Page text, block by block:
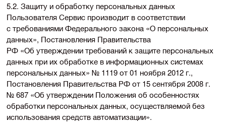
5.2. Защиту и обработку персональных данных
Пользователя Сервис производит в соответствии
с требованиями Федерального закона «О персональных
данных», Постановления Правительства
РФ «Об утверждении требований к защите персональных
данных при их обработке в информационных системах
персональных данных» № 1119 от 01 ноября 2012 г.,
Постановления Правительства РФ от 15 сентября 2008 г.
№ 687 «Об утверждении Положения об особенностях
обработки персональных данных, осуществляемой без
использования средств автоматизации».